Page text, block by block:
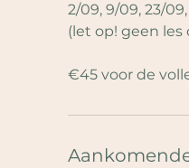
2/09, 9/09, 23/
(let op! geen les
€45 voor de